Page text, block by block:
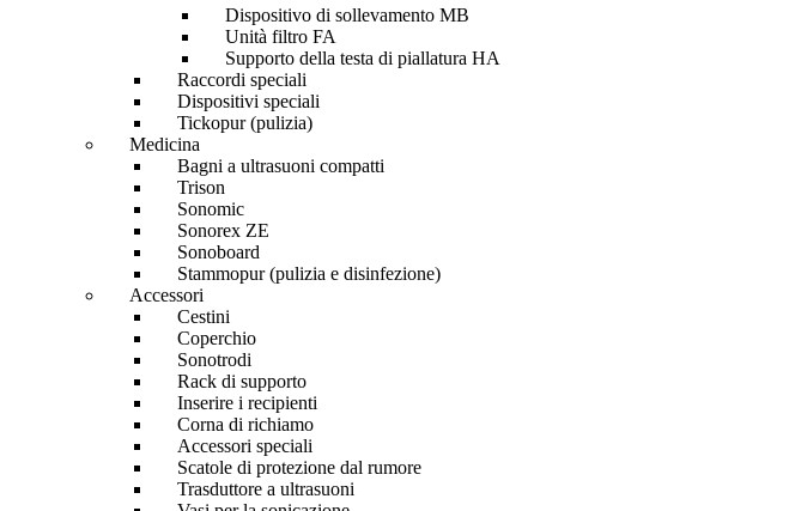
Dispositivo di sollevamento MB
Unità filtro FA
Supporto della testa di piallatura HA
Raccordi speciali
Dispositivi speciali
Tickopur (pulizia)
Medicina
Bagni a ultrasuoni compatti
Trison
Sonomic
Sonorex ZE
Sonoboard
Stammopur (pulizia e disinfezione)
Accessori
Cestini
Coperchio
Sonotrodi
Rack di supporto
Inserire i recipienti
Corna di richiamo
Accessori speciali
Scatole di protezione dal rumore
Trasduttore a ultrasuoni